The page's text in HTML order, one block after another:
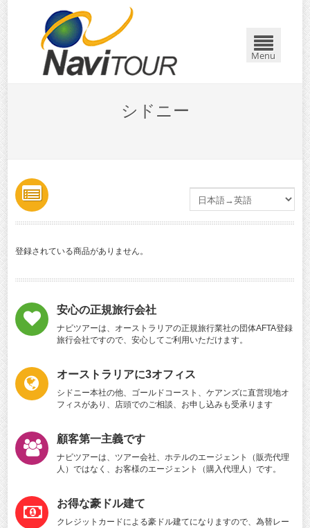
Menu
シドニー
登録されている商品がありません。
安心の正規旅行会社
ナビツアーは、オーストラリアの正規旅行業社の団体AFTA登録
旅行会社ですので、安心してご利用いただけます。
オーストラリアに3オフィス
シドニー本社の他、ゴールドコースト、ケアンズに直営現地オ
フィスがあり、店頭でのご相談、お申し込みも受承ります
顧客第一主義です
ナビツアーは、ツアー会社、ホテルのエージェント（販売代理
人）ではなく、お客様のエージェント（購入代理人）です。
お得な豪ドル建て
クレジットカードによる豪ドル建てになりますので、為替レー